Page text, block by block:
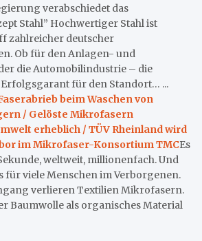
verabschiedet das
Stahl” Hochwertiger Stahl ist
zahlreicher deutscher
Ob für den Anlagen- und
die Automobilindustrie – die
für den Standort… ...
beim Waschen von
/ Gelöste Mikrofasern
erheblich / TÜV Rheinland wird
im Mikrofaser-Konsortium TMCEs
weltweit, millionenfach. Und
für viele Menschen im Verborgenen.
verlieren Textilien Mikrofasern.
Baumwolle als organisches Material